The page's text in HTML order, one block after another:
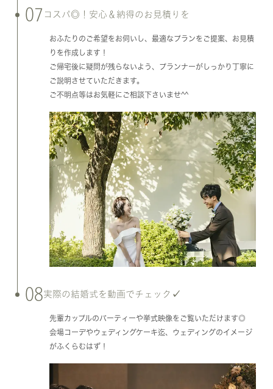
07 コスパ◎！安心＆納得のお見積りを
おふたりのご希望をお伺いし、最適なプランをご提案、お見積
りを作成します！
ご帰宅後に疑問が残らないよう、プランナーがしっかり丁寧に
ご説明させていただきます。
ご不明点等はお気軽にご相談下さいませ^^
08実際の結婚式を動画でチェック✓
先輩カップルのパーティーや挙式映像をご覧いただけます◎
会場コーデやウェディングケーキ迄、ウェディングのイメージ
がふくらむはず！